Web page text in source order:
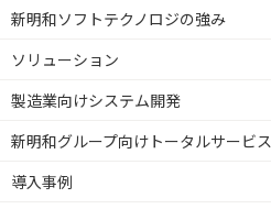
新明和ソフトテクノロジの強み
ソリューション
製造業向けシステム開発
新明和グループ向けトータルサービス
導入事例